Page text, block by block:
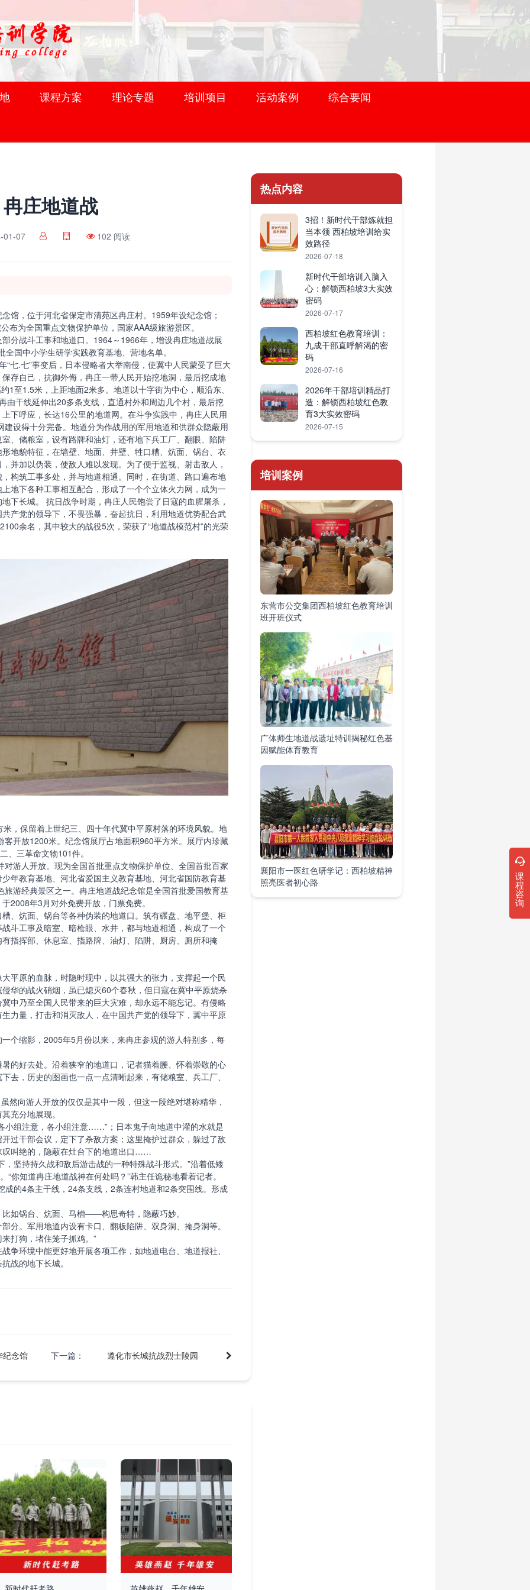
课程方案 理论专题 培训项目 活动案例 综合要闻
冉庄地道战
01-07 102 阅读
，位于河北省保定市清苑区冉庄村。1959年设纪念馆；
布为全国重点文物保护单位，国家AAA级旅游景区。
战斗工事和地道口。1964～1966年，增设冉庄地道战展
国中小学生研学实践教育基地、营地名单。
.七”事变后，日本侵略者大举南侵，使冀中人民蒙受了巨大
存自己，抗御外侮，冉庄一带人民开始挖地洞，最后挖成地
1至1.5米，上距地面2米多。地道以十字街为中心，顺沿东、
由干线延伸出20多条支线，直通村外和周边几个村，最后挖
下呼应，长达16公里的地道网。在斗争实践中，冉庄人民用
设得十分完备。地道分为作战用的军用地道和供群众隐蔽用
、储粮室，设有路牌和油灯，还有地下兵工厂、翻眼、陷阱
地貌特征，在墙壁、地面、井壁、牲口糟、炕面、锅台、衣
并加以伪装，使敌人难以发现。为了便于监视、射击敌人，
构筑工事多处，并与地道相通。同时，在街道、路口遍布地
地下各种工事相互配合，形成了一个个立体火力网，成为一
下长城。 抗日战争时期，冉庄人民饱尝了日寇的血腥屠杀，
产党的领导下，不畏强暴，奋起抗日，利用地道优势配合武
余名，其中较大的战役5次，荣获了“地道战模范村”的光荣
保留着上世纪三、四十年代冀中平原村落的环境风貌。地
开放1200米。纪念馆展厅占地面积960平方米。展厅内珍藏
、三革命文物101件。
人开放。现为全国首批重点文物保护单位、全国首批百家
年教育基地、河北省爱国主义教育基地、河北省国防教育基
游经典景区之一。冉庄地道战纪念馆是全国首批爱国教育基
2008年3月对外免费开放，门票免费。
炕面、锅台等各种伪装的地道口。筑有碾盘、地平堡、柜
斗工事及暗室、暗枪眼、水井，都与地道相通，构成了一个
指挥部、休息室、指路牌、油灯、陷阱、厨房、厕所和掩
原的血脉，时隐时现中，以其强大的张力，支撑起一个民
华的战火硝烟，虽已熄灭60个春秋，但日寇在冀中平原烧杀
中乃至全国人民带来的巨大灾难，却永远不能忘记。有侵略
力量，打击和消灭敌人，在中国共产党的领导下，冀中平原
缩影，2005年5月份以来，来冉庄参观的游人特别多，每
好去处。沿着狭窄的地道口，记者猫着腰、怀着崇敬的心
去，历史的图画也一点一点清晰起来，有储粮室、兵工厂、
然向游人开放的仅仅是其中一段，但这一段绝对堪称精华，
充分地展现。
组注意，各小组注意……”；日本鬼子向地道中灌的水就是
过干部会议，定下了杀敌方案；这里掩护过群众，躲过了敌
叹叫绝的，隐蔽在灶台下的地道出口……
持持久战和敌后游击战的一种特殊战斗形式。”沿着低矮
“你知道冉庄地道战神在何处吗？”韩主任诡秘地看着记者。
4条主干线，24条支线，2条连村地道和2条突围线。形成
锅台、炕面、马槽——构思奇特，隐蔽巧妙。
。军用地道内设有卡口、翻板陷阱、双身洞、掩身洞等。
打狗，堵住笼子抓鸡。”
环境中能更好地开展各项工作，如地道电台、地道报社、
战的地下长城。
纪念馆 下一篇： 遵化市长城抗战烈士陵园
热点内容
3招！新时代干部炼就担
当本领 西柏坡培训给实
效路径
2026-07-18
新时代干部培训入脑入
心：解锁西柏坡3大实效
密码
2026-07-17
西柏坡红色教育培训：
九成干部直呼解渴的密
码
2026-07-16
2026年干部培训精品打
造：解锁西柏坡红色教
育3大实效密码
2026-07-15
培训案例
东营市公交集团西柏坡红色教育培训
班开班仪式
广体师生地道战遗址特训揭秘红色基
因赋能体育教育
襄阳市一医红色研学记：西柏坡精神
照亮医者初心路
课
程
咨
询